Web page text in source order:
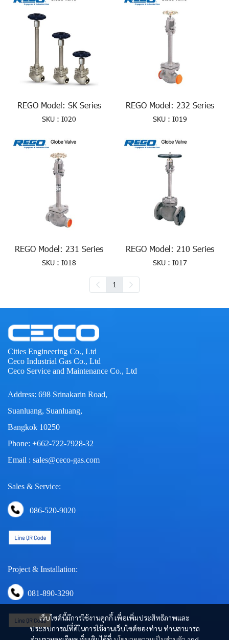
REGO Model: SK Series
SKU : I020
REGO Model: 232 Series
SKU : I019
REGO Model: 231 Series
SKU : I018
REGO Model: 210 Series
SKU : I017
1
เว็บไซต์นี้มีการใช้งานคุกกี้ เพื่อเพิ่มประสิทธิภาพและ
ประสบการณ์ที่ดีในการใช้งานเว็บไซต์ของท่าน ท่านสามารถ
Cities Engineering Co., Ltd
Ceco Industrial Gas Co., Ltd
Ceco Service and Maintenance Co., Ltd
Address: 698 Srinakarin Road,
Suanluang, Suanluang,
Bangkok 10250
Phone: +662-722-7928-32
Email : sales@ceco-gas.com
Sales & Service:
086-520-9020
Project & Installation:
081-890-3290